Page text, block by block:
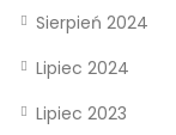
Sierpień 2024
Lipiec 2024
Lipiec 2023